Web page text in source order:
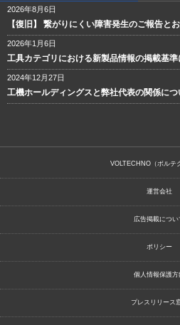
2026年8月6日
【復旧】 繋がりにくい障害発生のご報告と
2026年1月6日
工具カテゴリにおける新製品情報の掲載基準
2024年12月27日
工機ホールディングスと弊社代表の関係につ
VOLTECHNO（ボルテ
運営会社
広告掲載につい
ポリシー
個人情報保護方
プレスリリース